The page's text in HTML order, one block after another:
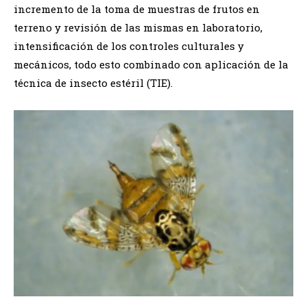
incremento de la toma de muestras de frutos en
terreno y revisión de las mismas en laboratorio,
intensificación de los controles culturales y
mecánicos, todo esto combinado con aplicación de la
técnica de insecto estéril (TIE).